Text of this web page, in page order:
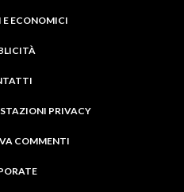
E ECONOMICI
PRIVACY
COMMENTI